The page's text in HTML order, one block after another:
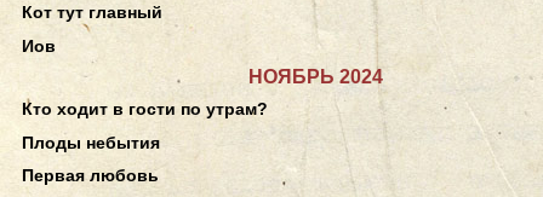
Кот тут главный
Иов
НОЯБРЬ 2024
Кто ходит в гости по утрам?
Плоды небытия
Первая любовь